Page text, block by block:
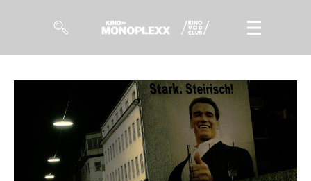
Magazin
Kuratierungen
Events